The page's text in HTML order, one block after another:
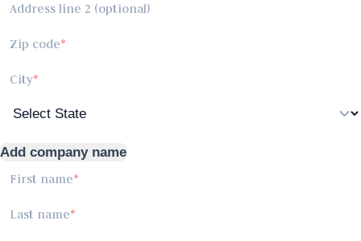
Address line 2 (optional)
Zip code
City
Add company name
First name
Last name